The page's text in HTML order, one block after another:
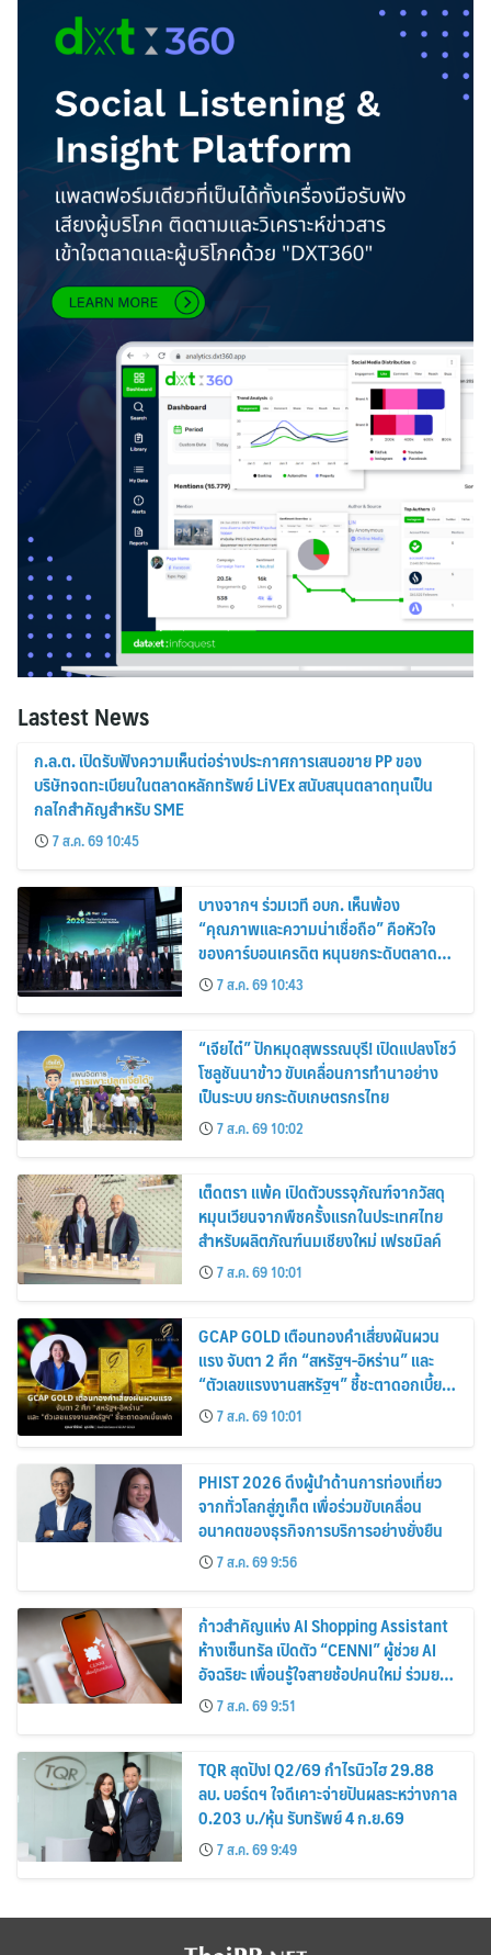
Lastest News
ก.ล.ต. เปิดรับฟังความเห็นต่อร่างประกาศการเสนอขาย PP ของ
บริษัทจดทะเบียนในตลาดหลักทรัพย์ LiVEx สนับสนุนตลาดทุนเป็น
กลไกสำคัญสำหรับ SME
7 ส.ค. 69 10:45
บางจากฯ ร่วมเวที อบก. เห็นพ้อง
“คุณภาพและความน่าเชื่อถือ” คือหัวใจ
ของคาร์บอนเครดิต หนุนยกระดับตลาด
คาร์บอนไทย เชื่อมโยงอาเซียน เปิดโอกาสสู่
ตลาดสากล
7 ส.ค. 69 10:43
“เจียไต๋” ปักหมุดสุพรรณบุรี! เปิดแปลงโชว์
โซลูชันนาข้าว ขับเคลื่อนการทำนาอย่าง
เป็นระบบ ยกระดับเกษตรกรไทย
7 ส.ค. 69 10:02
เต็ดตรา แพ้ค เปิดตัวบรรจุภัณฑ์จากวัสดุ
หมุนเวียนจากพืชครั้งแรกในประเทศไทย
สำหรับผลิตภัณฑ์นมเชียงใหม่ เฟรชมิลค์
7 ส.ค. 69 10:01
GCAP GOLD เตือนทองคำเสี่ยงผันผวน
แรง จับตา 2 ศึก “สหรัฐฯ-อิหร่าน” และ
“ตัวเลขแรงงานสหรัฐฯ” ชี้ชะตาดอกเบี้ย
เฟด7 ส.ค. 69 10:01
PHIST 2026 ดึงผู้นำด้านการท่องเที่ยว
จากทั่วโลกสู่ภูเก็ต เพื่อร่วมขับเคลื่อน
อนาคตของธุรกิจการบริการอย่างยั่งยืน
7 ส.ค. 69 9:56
ก้าวสำคัญแห่ง AI Shopping Assistant
ห้างเซ็นทรัล เปิดตัว “CENNI” ผู้ช่วย AI
อัจฉริยะ เพื่อนรู้ใจสายช้อปคนใหม่ ร่วมยก
ระดับประสบการณ์ช้อปปิ้งให้ง่ายขึ้นได้ ใน
แชตเดียว
7 ส.ค. 69 9:51
TQR สุดปัง! Q2/69 กำไรนิวไฮ 29.88
ลบ. บอร์ดฯ ใจดีเคาะจ่ายปันผลระหว่างกาล
0.203 บ./หุ้น รับทรัพย์ 4 ก.ย.69
7 ส.ค. 69 9:49